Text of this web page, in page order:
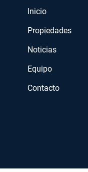
Inicio
Propiedades
Noticias
Equipo
Contacto